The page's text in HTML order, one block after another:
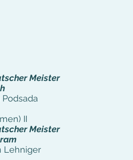
Meister
Podsada
II
Meister
Lehniger